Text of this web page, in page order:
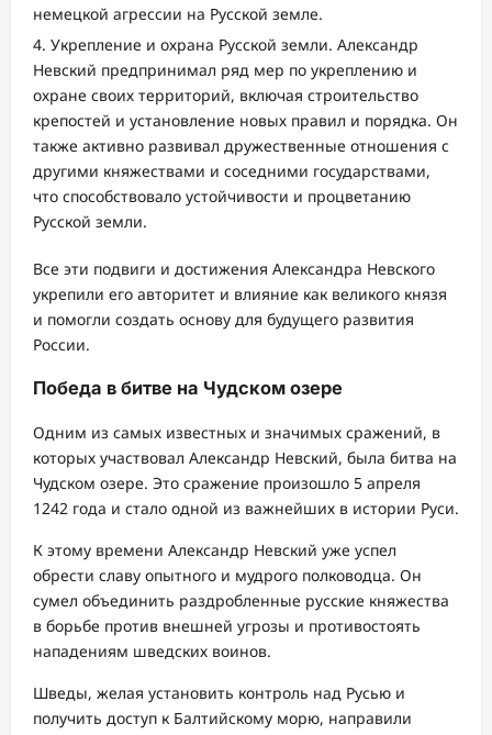
немецкой агрессии на Русской земле.
Укрепление и охрана Русской земли. Александр
Невский предпринимал ряд мер по укреплению и
охране своих территорий, включая строительство
крепостей и установление новых правил и порядка. Он
также активно развивал дружественные отношения с
другими княжествами и соседними государствами,
что способствовало устойчивости и процветанию
Русской земли.
Все эти подвиги и достижения Александра Невского
укрепили его авторитет и влияние как великого князя
и помогли создать основу для будущего развития
России.
Победа в битве на Чудском озере
Одним из самых известных и значимых сражений, в
которых участвовал Александр Невский, была битва на
Чудском озере. Это сражение произошло 5 апреля
1242 года и стало одной из важнейших в истории Руси.
К этому времени Александр Невский уже успел
обрести славу опытного и мудрого полководца. Он
сумел объединить раздробленные русские княжества
в борьбе против внешней угрозы и противостоять
нападениям шведских воинов.
Шведы, желая установить контроль над Русью и
получить доступ к Балтийскому морю, направили